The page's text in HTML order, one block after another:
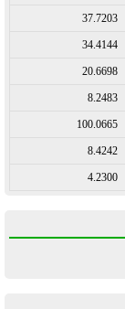
37.7203
34.4144
20.6698
8.2483
100.0665
8.4242
4.2300